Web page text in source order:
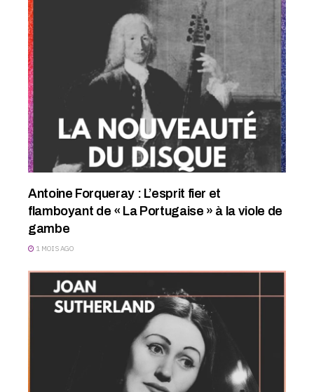
Antoine Forqueray : L’esprit fier et
flamboyant de « La Portugaise » à la viole de
gambe
1 MOIS AGO